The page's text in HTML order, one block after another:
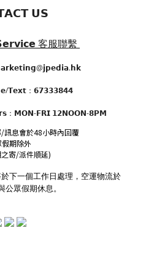
𝗨𝗦
客服聯繫
𝗧𝗲𝘅𝘁：𝟲𝟳𝟯𝟯𝟯𝟴𝟰𝟰
：𝗠𝗢𝗡-𝗙𝗥𝗜 𝟭𝟮𝗡𝗢𝗢𝗡-𝟴𝗣𝗠
訊息會於48小時內回覆
假期除外
寄/派件順延)
下一個工作日處理，空運物流於
公眾假期休息。